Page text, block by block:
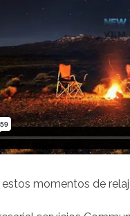
momentos de